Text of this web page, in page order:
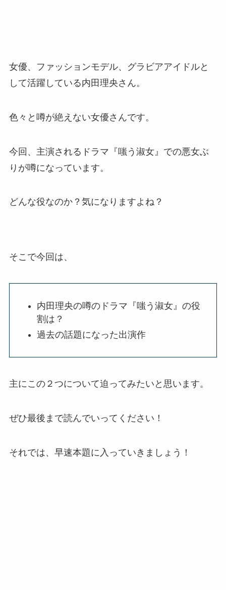
女優、ファッションモデル、グラビアアイドルと
して活躍している内田理央さん。
色々と噂が絶えない女優さんです。
今回、主演されるドラマ『嗤う淑女』での悪女ぶ
りが噂になっています。
どんな役なのか？気になりますよね？
そこで今回は、
内田理央の噂のドラマ『嗤う淑女』の役
割は？
過去の話題になった出演作
主にこの２つについて迫ってみたいと思います。
ぜひ最後まで読んでいってください！
それでは、早速本題に入っていきましょう！